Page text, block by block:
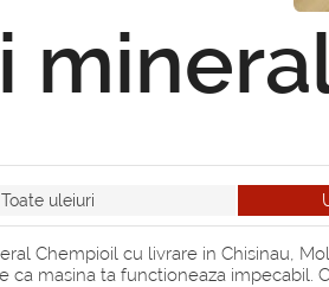
Toate uleiuri
Chempioil cu livrare in Chisinau,
ca masina ta functioneaza impecabil.